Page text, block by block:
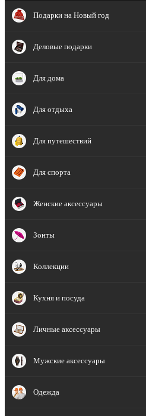
Подарки на Новый год
Деловые подарки
Для дома
Для отдыха
Для путешествий
Для спорта
Женские аксессуары
Зонты
Коллекции
Кухня и посуда
Личные аксессуары
Мужские аксессуары
Одежда